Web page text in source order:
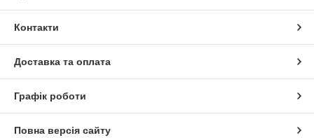
Контакти
Доставка та оплата
Графік роботи
Повна версія сайту